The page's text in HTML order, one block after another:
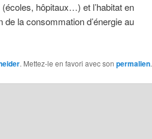
hôpitaux…) et l’habitat en
la consommation d’énergie au
. Mettez-le en favori avec son permalien.